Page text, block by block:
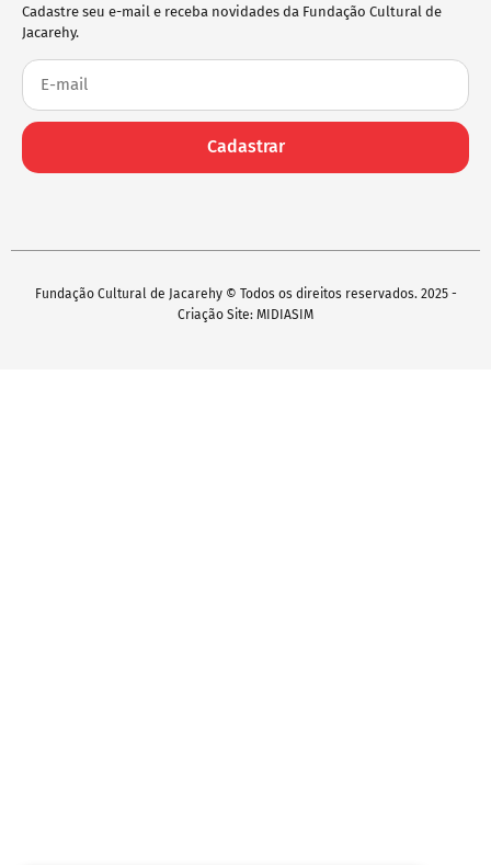
Cadastre seu e-mail e receba novidades da Fundação Cultural de
Jacarehy.
Cadastrar
Fundação Cultural de Jacarehy © Todos os direitos reservados. 2025 -
Criação Site: MIDIASIM